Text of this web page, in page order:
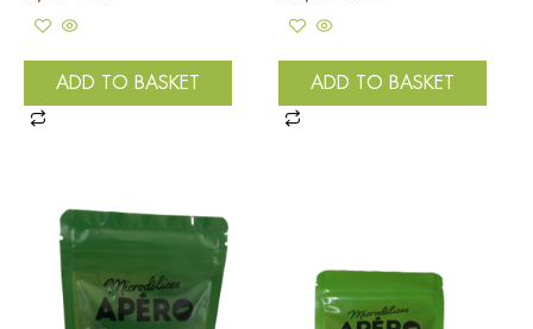
ADD TO BASKET ADD TO BASKET